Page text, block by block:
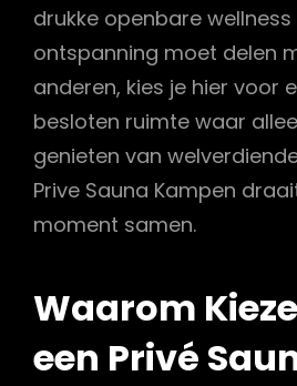
drukke openbare
ontspanning moet delen
anderen, kies je hier voor
besloten ruimte waar
genieten van
Prive Sauna Kampen
moment samen.
Waarom
een Privé